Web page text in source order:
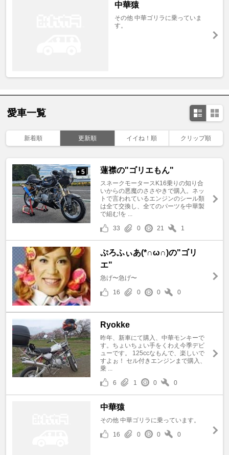
中華猿
その他 中華ゴリラに乗っていま
す。
愛車一覧
新着順 更新順 イイね！順 クリップ順
+ 5 蓮襟の"ゴリエもん"
スネークモータースK16乗りの知り合
いからの悪魔のささやきで購入。ネッ
トで言われているエンジンのシール類
は全て交換し、全てのパーツを中華製
で組む!を ...
33
0 21 1
ぷろふぃあ(*∩ω∩)の"ゴリ
エ"
急げ〜急げ〜
16
0 0 0
Ryokke
昨年、新車にて購入、中華モンキーで
す。ちょいちょい手をくわえ今季デビ
ューです。 125ccなもんで、楽しいで
すよぉ！ セル付きエンジンまで購入、
乗 ...
6
1 0 0
中華猿
その他 中華ゴリラに乗っています。
16
0 0 0